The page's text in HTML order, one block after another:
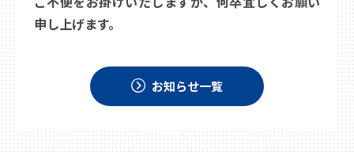
申し上げます。
お知らせ一覧